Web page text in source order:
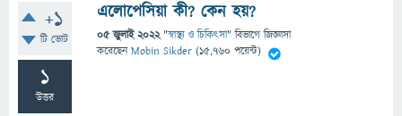
+1
টি ভোট
1
উত্তর
এলোপেসিয়া কী? কেন হয়?
05 জুলাই 2022 "স্বাস্থ্য ও চিকিৎসা" বিভাগে জিজ্ঞাসা
করেছেনMobin Sikder (15,760 পয়েন্ট)